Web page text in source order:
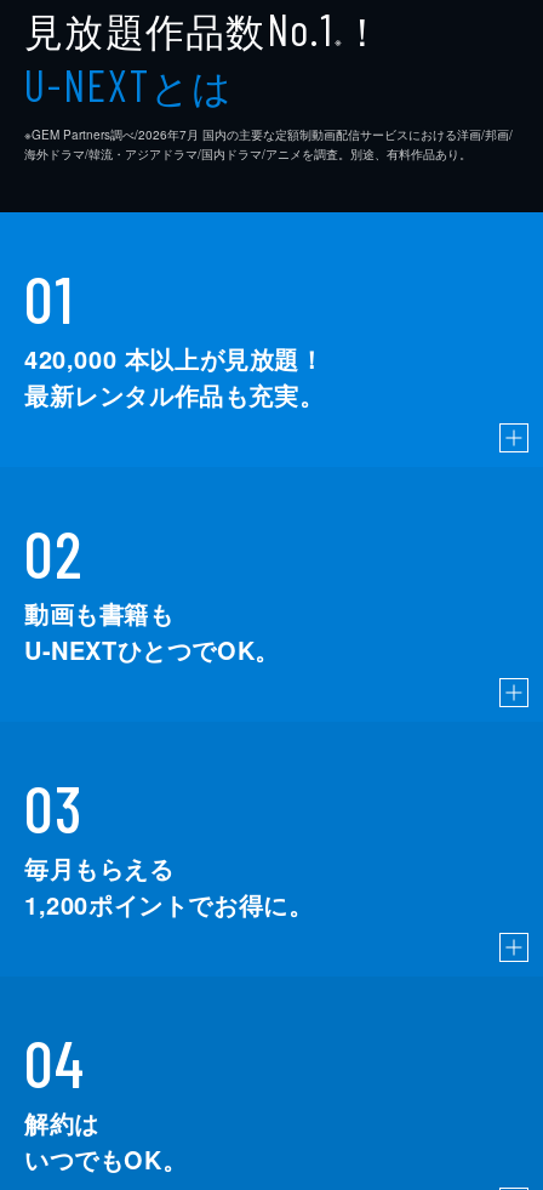
見放題作品数No.1 ※ ！
U-NEXTとは
※GEM Partners調べ/2026年7⽉ 国内の主要な定額制動画配信サービスにおける洋画/邦画/
海外ドラマ/韓流・アジアドラマ/国内ドラマ/アニメを調査。別途、有料作品あり。
01
420,000 本以上が見放題！
最新レンタル作品も充実。
02
動画も書籍も
U-NEXTひとつでOK。
03
毎月もらえる
1,200ポイントでお得に。
04
解約は
いつでもOK。